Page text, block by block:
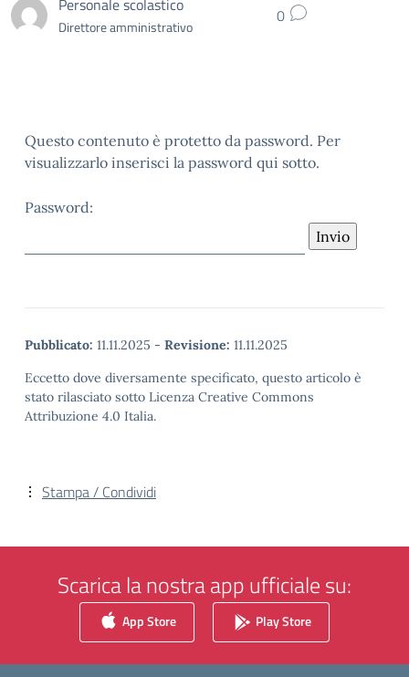
Direttore amministrativo 0
Questo contenuto è protetto da password. Per
visualizzarlo inserisci la password qui sotto.
Password:
Pubblicato: 11.11.2025 - Revisione: 11.11.2025
Eccetto dove diversamente specificato, questo articolo è
stato rilasciato sotto Licenza Creative Commons
Attribuzione 4.0 Italia.
Stampa / Condividi
Scarica la nostra app ufficiale su:
App Store Play Store